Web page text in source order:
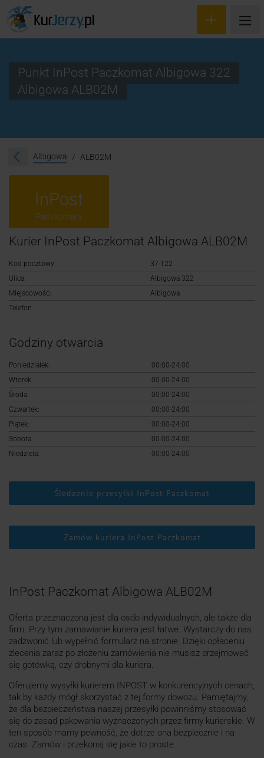
Śledzenie przesyłki
Logowanie
Punkt InPost Paczkomat Albigowa 322
Albigowa ALB02M
Albigowa ALB02M
InPost
Paczkomaty
Kurier InPost Paczkomat Albigowa ALB02M
Kod pocztowy:
37-122
Ulica:
Albigowa 322
Miejscowość:
Albigowa
Telefon:
Godziny otwarcia
Poniedziałek:
00:00-24:00
Wtorek:
00:00-24:00
Środa:
00:00-24:00
Czwartek:
00:00-24:00
Piątek:
00:00-24:00
Sobota:
00:00-24:00
Niedziela:
00:00-24:00
Śledzenie przesyłki InPost Paczkomat
Zamów kuriera InPost Paczkomat
InPost Paczkomat Albigowa ALB02M
Oferta przeznaczona jest dla osób indywidualnych, ale także dla
firm. Przy tym zamawianie kuriera jest łatwe. Wystarczy do nas
zadzwonić lub wypełnić formularz na stronie. Dzięki opłaceniu
zlecenia zaraz po złożeniu zamówienia nie musisz przejmować
się gotówką, czy drobnymi dla kuriera.
Oferujemy wysyłki kurierem INPOST w konkurencyjnych cenach,
tak by każdy mógł skorzystać z tej formy dowozu. Pamiętajmy,
że dla bezpieczeństwa naszej przesyłki powinniśmy stosować
się do zasad pakowania wyznaczonych przez firmy kurierskie. W
ten sposób mamy pewność, że dotrze ona bezpiecznie i na
czas. Zamów i przekonaj się jakie to proste.